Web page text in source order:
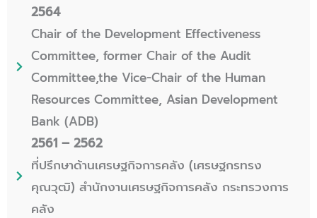
2564
Chair of the Development Effectiveness
Committee, former Chair of the Audit
Committee,the Vice-Chair of the Human
Resources Committee, Asian Development
Bank (ADB)
2561 – 2562
ที่ปรึกษาด้านเศรษฐกิจการคลัง (เศรษฐกรทรง
คุณวุฒิ) สำนักงานเศรษฐกิจการคลัง กระทรวงการ
คลัง